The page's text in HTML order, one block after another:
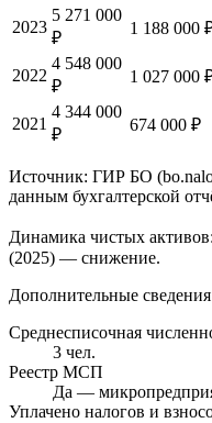
2023
5 271 000
₽
1 188 000
2022
4 548 000
₽
1 027 000
2021
4 344 000
₽
674 000 ₽
Источник: ГИР БО
данным бухгалтерской
Динамика чистых активов:
(2025) — снижение.
Дополнительные
Среднесписочная
3 чел.
Реестр МСП
Да —
Уплачено налогов и